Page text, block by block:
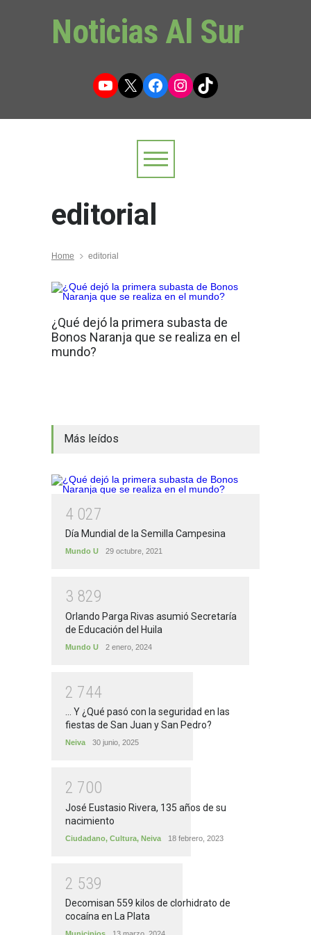
Noticias Al Sur
YouTube
X Facebook
Instagram
TikTok
editorial
Home editorial
¿Qué dejó la primera subasta de
Bonos Naranja que se realiza en el
mundo?
Más leídos
4 027
Día Mundial de la Semilla Campesina
Mundo U 29 octubre, 2021
3 829
Orlando Parga Rivas asumió Secretaría
de Educación del Huila
Mundo U 2 enero, 2024
2 744
... Y ¿Qué pasó con la seguridad en las
fiestas de San Juan y San Pedro?
Neiva 30 junio, 2025
2 700
José Eustasio Rivera, 135 años de su
nacimiento
Ciudadano, Cultura, Neiva 18 febrero, 2023
2 539
Decomisan 559 kilos de clorhidrato de
cocaína en La Plata